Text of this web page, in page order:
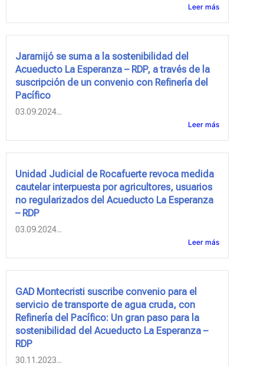
Leer más
Jaramijó se suma a la sostenibilidad del
Acueducto La Esperanza – RDP, a través de la
suscripción de un convenio con Refinería del
Pacífico
03.09.2024...
Leer más
Unidad Judicial de Rocafuerte revoca medida
cautelar interpuesta por agricultores, usuarios
no regularizados del Acueducto La Esperanza
– RDP
03.09.2024...
Leer más
GAD Montecristi suscribe convenio para el
servicio de transporte de agua cruda, con
Refinería del Pacífico: Un gran paso para la
sostenibilidad del Acueducto La Esperanza –
RDP
30.11.2023...